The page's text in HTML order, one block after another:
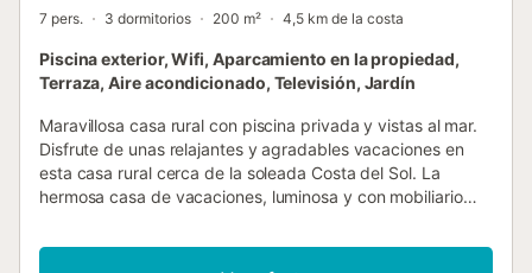
7 pers. 3 dormitorios 200 m² 4,5 km de la costa
Piscina exterior, Wifi, Aparcamiento en la propiedad,
Terraza, Aire acondicionado, Televisión, Jardín
Maravillosa casa rural con piscina privada y vistas al mar.
Disfrute de unas relajantes y agradables vacaciones en
esta casa rural cerca de la soleada Costa del Sol. La
hermosa casa de vacaciones, luminosa y con mobiliario
relajación. Abra la puerta por la mañana, respire el aire
fresco y salte a la piscina. Disfrute de su café matutino y